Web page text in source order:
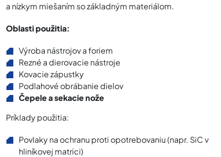
a nízkym miešaním so základným materiálom.
Oblasti použitia:
Výroba nástrojov a foriem
Rezné a dierovacie nástroje
Kovacie zápustky
Podlahové obrábanie dielov
Čepele a sekacie nože
Príklady použitia:
Povlaky na ochranu proti opotrebovaniu (napr. SiC v
hliníkovej matrici)